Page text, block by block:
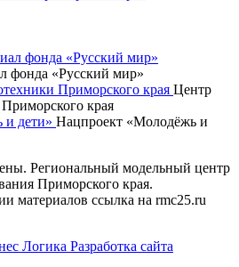
фонда «Русский мир»
Центр
края
Нацпроект «Молодёжь и
Региональный модельный центр
Приморского края.
материалов ссылка на rmc25.ru
Разработка сайта